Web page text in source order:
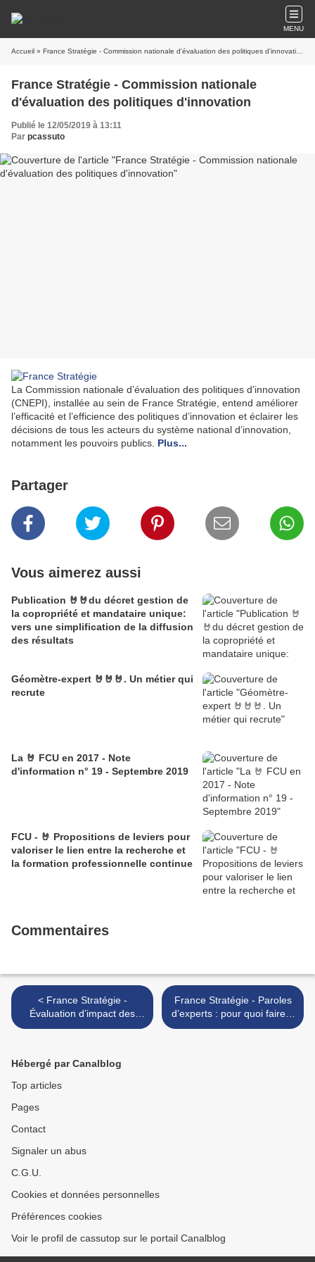
MENU
Accueil » France Stratégie - Commission nationale d'évaluation des politiques d'innovation
France Stratégie - Commission nationale
d'évaluation des politiques d'innovation
Publié le 12/05/2019 à 13:11
Par pcassuto
La Commission nationale d’évaluation des politiques d’innovation
(CNEPI), installée au sein de France Stratégie, entend améliorer
l’efficacité et l’efficience des politiques d’innovation et éclairer les
décisions de tous les acteurs du système national d’innovation,
notamment les pouvoirs publics. Plus...
Partager
Vous aimerez aussi
Publication 🤘🤘du décret gestion de
la copropriété et mandataire unique:
vers une simplification de la diffusion
des résultats
Géomètre-expert 🤘🤘🤘. Un métier qui
recrute
La 🤘 FCU en 2017 - Note
d'information n° 19 - Septembre 2019
FCU - 🤘 Propositions de leviers pour
valoriser le lien entre la recherche et
la formation professionnelle continue
Commentaires
< France Stratégie -
Évaluation d’impact des
politiques publiques
France Stratégie - Paroles
d’experts : pour quoi faire ?
>
Hébergé par Canalblog
Top articles
Pages
Contact
Signaler un abus
C.G.U.
Cookies et données personnelles
Préférences cookies
Voir le profil de cassutop sur le portail Canalblog